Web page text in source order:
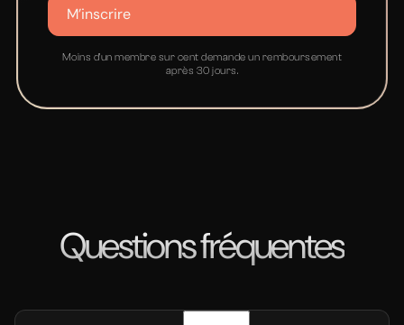
M’inscrire
Moins d’un membre sur cent demande un remboursement
après 30 jours.
Questions fréquentes